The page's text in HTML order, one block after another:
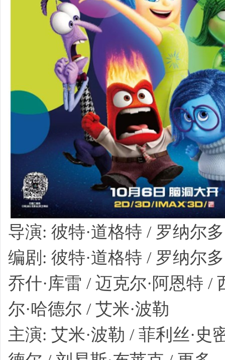
导演: 彼特·道格特 / 罗纳尔
编剧: 彼特·道格特 / 罗纳尔
乔什·库雷 / 迈克尔·阿恩特 /
尔·哈德尔 / 艾米·波勒
主演: 艾米·波勒 / 菲利丝·史